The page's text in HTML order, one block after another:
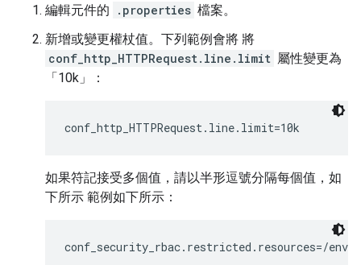
編輯元件的 .properties 檔案。
新增或變更權杖值。下列範例會將 將
conf_http_HTTPRequest.line.limit 屬性變更為
「10k」：
conf_http_HTTPRequest.line.limit=10k
如果符記接受多個值，請以半形逗號分隔每個值，如
下所示 範例如下所示：
conf_security_rbac.restricted.resources=/